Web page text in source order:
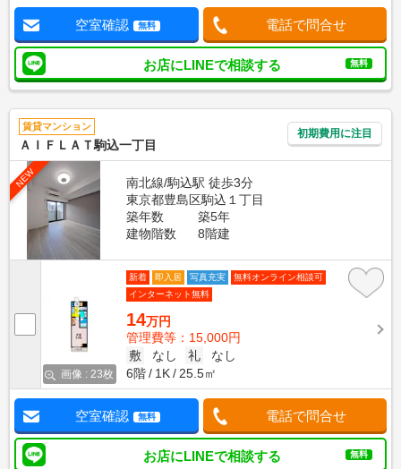
空室確認 無料 電話で問合せ
お店にLINEで相談する 無料
賃貸マンション
ＡＩＦＬＡＴ駒込一丁目
初期費用に注目
NEW
南北線/駒込駅 徒歩3分
東京都豊島区駒込１丁目
築年数
築5年
建物階数
8階建
画像 : 23枚
新着 即入居 写真充実
無料オンライン相談可
インターネット無料
14万円
管理費等：15,000円
敷
なし 礼
なし
6階
1K 25.5㎡
空室確認 無料 電話で問合せ
お店にLINEで相談する 無料